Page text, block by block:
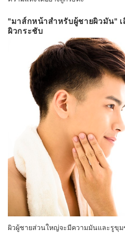
"มาส์กหน้าสำหรับผู้ชายผิวมัน"
ผิวกระชับ
ผิวผู้ชายส่วนใหญ่จะมีความมันและรูขุม